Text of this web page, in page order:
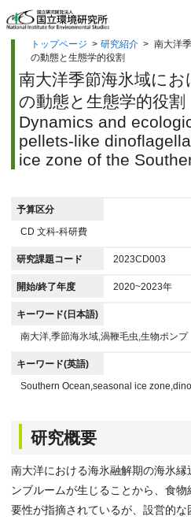
トップページ > 研究紹介 > 南大洋
の動態と生態学的役割
南大洋季節海氷域にお
の動態と生態学的役割
Dynamics and
pellets-like
ice zone of the
予算区分
CD 文科-科研費
研究課題コード 2023CD003
開始/終了年度 2020~2023年
キーワード(日本語)
南大洋,季節海氷域,渦鞭毛虫,生物ポンプ
キーワード(英語)
Southern Ocean,seasonal ice
研究概要
南大洋における海氷融解期の海氷
ンブルームが生じることから、食
要性が指摘されているが、設営的